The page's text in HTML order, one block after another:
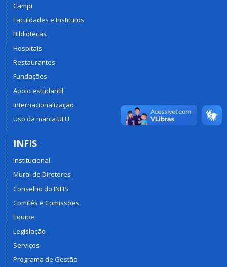
Campi
Faculdades e Institutos
Bibliotecas
Hospitais
Restaurantes
Fundações
Apoio estudantil
Internacionalização
Uso da marca UFU
INFIS
Institucional
Mural de Diretores
Conselho do INFIS
Comitês e Comissões
Equipe
Legislação
Serviços
Programa de Gestão